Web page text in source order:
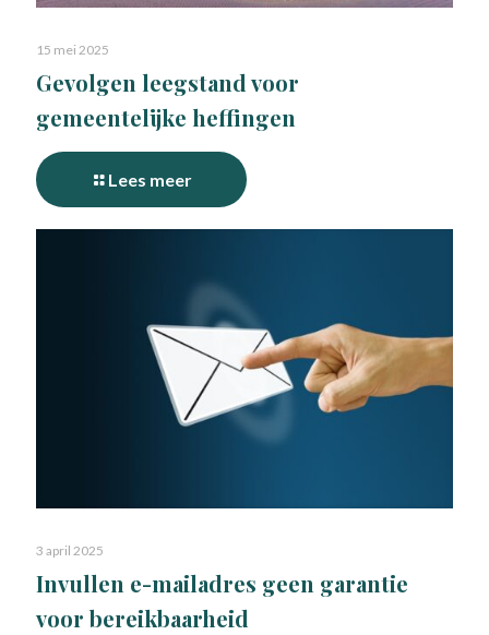
15 mei 2025
Gevolgen leegstand voor
gemeentelijke heffingen
Lees meer
3 april 2025
Invullen e-mailadres geen garantie
voor bereikbaarheid